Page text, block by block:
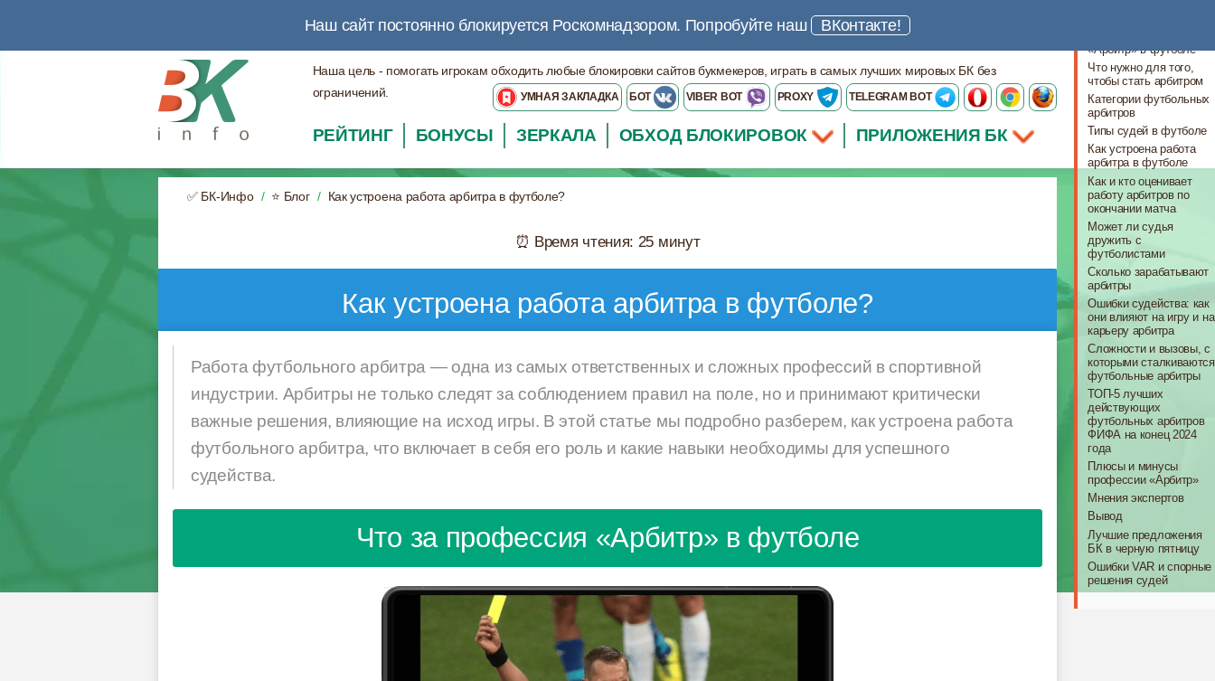
Наш сайт постоянно блокируется Роскомнадзором. Попробуйте наш ВКонтакте!
Наша цель - помогать игрокам обходить любые блокировки сайтов букмекеров, играть в самых лучших мировых БК без
ограничений.
TELEGRAM BOT
PROXY
VIBER BOT
БОТ
УМНАЯ ЗАКЛАДКА
РЕЙТИНГ БОНУСЫ ЗЕРКАЛА ОБХОД БЛОКИРОВОК ПРИЛОЖЕНИЯ БК
✅ БК-Инфо ⭐ Блог Как устроена работа арбитра в футболе?
⏰ Время чтения: 25 минут
Как устроена работа арбитра в футболе?
Работа футбольного арбитра — одна из самых ответственных и сложных профессий в спортивной
индустрии. Арбитры не только следят за соблюдением правил на поле, но и принимают критически
важные решения, влияющие на исход игры. В этой статье мы подробно разберем, как устроена работа
футбольного арбитра, что включает в себя его роль и какие навыки необходимы для успешного
судейства.
Что за профессия «Арбитр» в футболе
«Арбитр» в футболе
Что нужно для того,
чтобы стать арбитром
Категории футбольных
арбитров
Типы судей в футболе
Как устроена работа
арбитра в футболе
Как и кто оценивает
работу арбитров по
окончании матча
Может ли судья
дружить с
футболистами
Сколько зарабатывают
арбитры
Ошибки судейства: как
они влияют на игру и на
карьеру арбитра
Сложности и вызовы, с
которыми сталкиваются
футбольные арбитры
ТОП-5 лучших
действующих
футбольных арбитров
ФИФА на конец 2024
года
Плюсы и минусы
профессии «Арбитр»
Мнения экспертов
Вывод
Лучшие предложения
БК в черную пятницу
Ошибки VAR и спорные
решения судей